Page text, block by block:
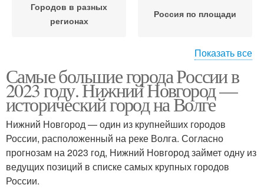
Городов в разных
регионах
Россия по площади
Большие городовы Городов по площади
Населенные городовы Городов по населению
Показать все
Самые большие города России в
2023 году. Нижний Новгород —
исторический город на Волге
Нижний Новгород — один из крупнейших городов
России, расположенный на реке Волга. Согласно
прогнозам на 2023 год, Нижний Новгород займет одну из
ведущих позиций в списке самых крупных городов
России.